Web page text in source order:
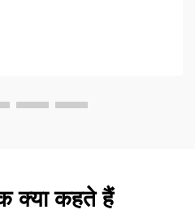
क्या कहते हैं